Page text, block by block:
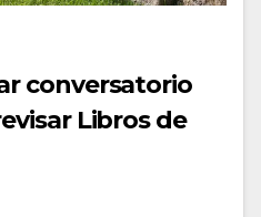
conversatorio
Libros de